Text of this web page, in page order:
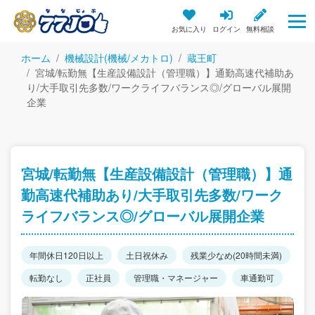
お気に入り ログイン 無料相談
ホーム 機械設計(機械/メカトロ)
蔵王町
宮城/転勤無【生産設備設計（管理職）】通勤高速代補助あ
り/大手取引先多数/ワークライフバランス◎/グローバル展開
企業
宮城/転勤無【生産設備設計（管理職）】通
勤高速代補助あり/大手取引先多数/ワーク
ライフバランス◎/グローバル展開企業
年間休日120日以上 土日祝休み
残業少なめ(20時間未満)
転勤なし
正社員 管理職・マネージャー 車通勤可